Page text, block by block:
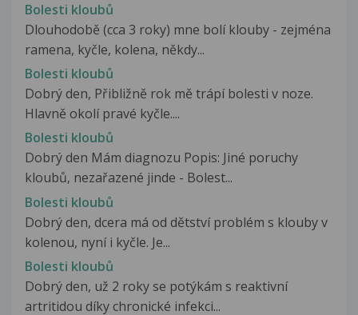
Bolesti kloubů
Dlouhodobě (cca 3 roky) mne bolí klouby - zejména
ramena, kyčle, kolena, někdy...
Bolesti kloubů
Dobrý den, Přibližně rok mě trápí bolesti v noze.
Hlavně okolí pravé kyčle....
Bolesti kloubů
Dobrý den Mám diagnozu Popis: Jiné poruchy
kloubů‚ nezařazené jinde - Bolest...
Bolesti kloubů
Dobrý den, dcera má od dětství problém s klouby v
kolenou, nyní i kyčle. Je...
Bolesti kloubů
Dobrý den, už 2 roky se potýkám s reaktivní
artritidou díky chronické infekci...